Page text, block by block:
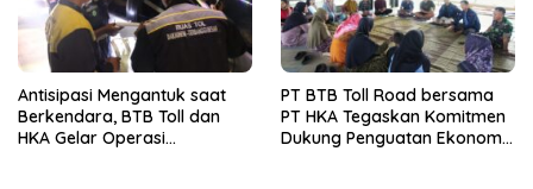
Antisipasi Mengantuk saat
Berkendara, BTB Toll dan
HKA Gelar Operasi
PT BTB Toll Road bersama
PT HKA Tegaskan Komitmen
Dukung Penguatan Ekonomi